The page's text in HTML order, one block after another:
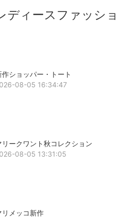
ディースファッショ
作ショッパー・トート
08-05 16:34:47
リークワント秋コレクション
08-05 13:31:05
リメッコ新作